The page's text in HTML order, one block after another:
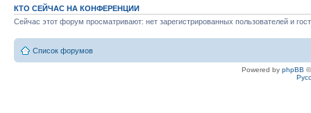
КТО СЕЙЧАС НА КОНФЕРЕНЦИИ
Сейчас этот форум просматривают: нет зарегистрированных пользователей и
Список форумов
Powered by phpBB